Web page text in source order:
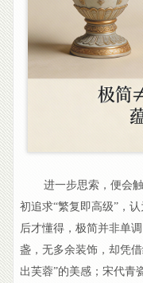
进一步思索，便会
初追求“繁复即高级”，
后才懂得，极简并非单
盏，无多余装饰，却凭
出芙蓉”的美感；宋代青